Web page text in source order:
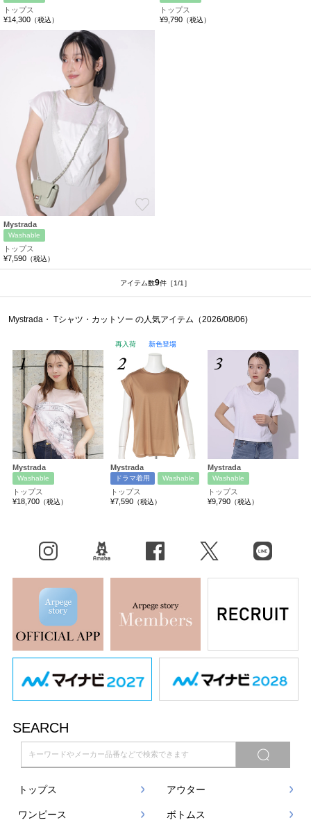
トップス
¥14,300 （税込）
トップス
¥9,790 （税込）
Mystrada
Washable
トップス
¥7,590 （税込）
アイテム数9件 ［1/1］
Mystrada・ Tシャツ・カットソー の人気アイテム（2026/08/06)
1
Mystrada
Washable
トップス
¥18,700（税込）
再入荷 新色登場
2
Mystrada
ドラマ着用 Washable
トップス
¥7,590（税込）
3
Mystrada
Washable
トップス
¥9,790 （税込）
X（旧Twitter） LINE
SEARCH
トップス アウター
ワンピース ボトムス